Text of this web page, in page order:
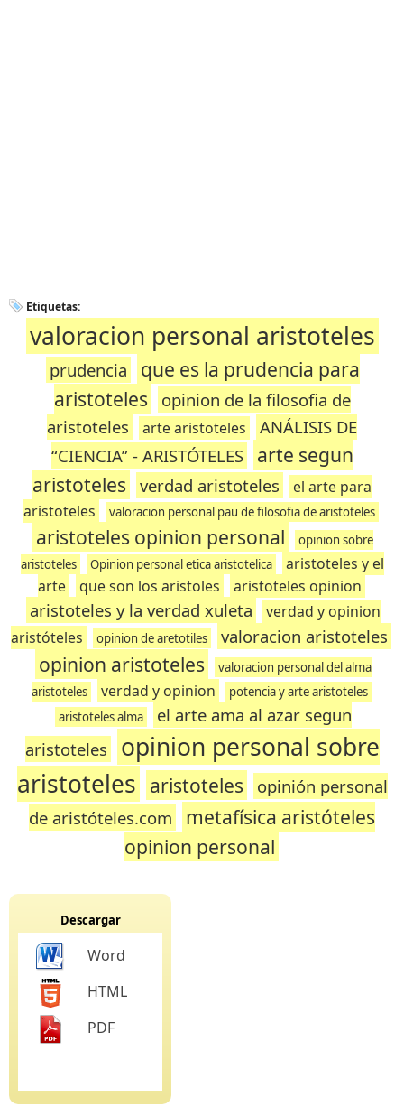
Etiquetas:
valoracion personal aristoteles
prudencia
que es la prudencia para
aristoteles
opinion de la filosofia de
aristoteles
arte aristoteles
ANÁLISIS DE
“CIENCIA” - ARISTÓTELES
arte segun
aristoteles verdad aristoteles
el arte para
aristoteles
valoracion personal pau de filosofia de aristoteles
aristoteles opinion personal
opinion sobre
aristoteles
Opinion personal etica aristotelica
aristoteles y el
arte
que son los aristoles aristoteles opinion
aristoteles y la verdad xuleta
verdad y opinion
aristóteles
opinion de aretotiles valoracion aristoteles
opinion aristoteles
valoracion personal del alma
aristoteles
verdad y opinion
potencia y arte aristoteles
aristoteles alma
el arte ama al azar segun
aristoteles
opinion personal sobre
aristoteles aristoteles
opinión personal
de aristóteles.com
metafísica aristóteles
opinion personal
Descargar
Word
HTML
PDF